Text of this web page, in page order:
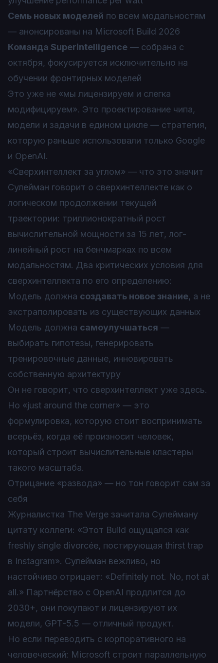
Семь новых моделей по всем модальностям
— анонсированы на Microsoft Build 2026
Команда Superintelligence — собрана с
октября, фокусируется исключительно на
обучении фронтирных моделей
Это уже не «мы лицензируем и слегка
модифицируем». Это проектирование чипа,
модели и задачи в едином цикле — стратегия,
которую раньше использовали только Google
и OpenAI.
«Сверхинтеллект за углом» — что это значит
Сулейман говорит о сверхинтеллекте как о
логическом продолжении текущей
траектории: триллионократный рост
вычислительной мощности за 15 лет, лог-
линейный рост на бенчмарках по всем
модальностям. Два критических условия для
сверхинтеллекта по его определению:
Модель должна создавать новое знание, а не
экстраполировать из существующих данных
Модель должна самоулучшаться —
выбирать гипотезы, генерировать
тренировочные данные, инновировать
собственную архитектуру
Он не говорит, что сверхинтеллект уже здесь.
Но «just around the corner» — это
формулировка, которую стоит воспринимать
всерьёз, когда её произносит человек,
который строит вычислительные кластеры
такого масштаба.
Отрицание «развода» — но тон говорит сам за
себя
Журналистка The Verge зачитала Сулейману
цитату коллеги: «Этот Build ощущался как
freshly single divorcée, постирующая thirst trap
в Instagram». Сулейман вежливо, но
настойчиво отрицает: «Definitely not. No, not at
all.» Партнёрство с OpenAI продлится до
2030+, они покупают и лицензируют их
модели, GPT-5.5 — отличный продукт.
Но если переводить с корпоративного на
человеческий: Microsoft строит параллельную